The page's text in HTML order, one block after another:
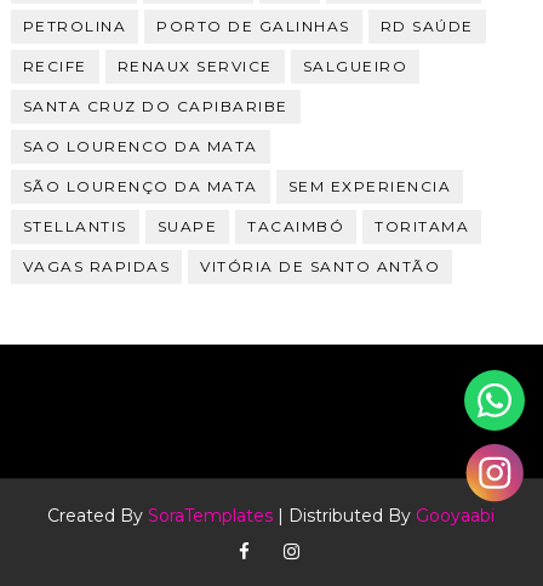
PETROLINA PORTO DE GALINHAS RD SAÚDE
RECIFE RENAUX SERVICE SALGUEIRO
SANTA CRUZ DO CAPIBARIBE
SAO LOURENCO DA MATA
SÃO LOURENÇO DA MATA SEM EXPERIENCIA
STELLANTIS SUAPE TACAIMBÓ TORITAMA
VAGAS RAPIDAS VITÓRIA DE SANTO ANTÃO
Created BySoraTemplates | Distributed By Gooyaabi